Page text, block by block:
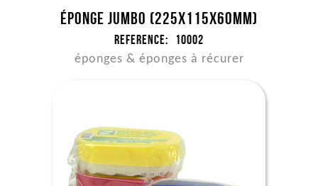
Éponge Jumbo (225x115x60mm)
Reference: 10002
éponges & éponges à récurer